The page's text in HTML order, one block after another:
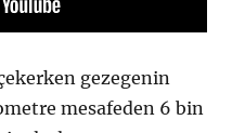
gezegenin
mesafeden 6 bin